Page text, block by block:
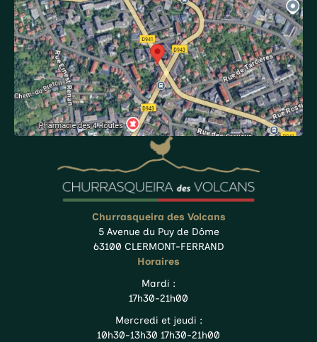
Churrasqueira des Volcans
5 Avenue du Puy de Dôme
63100 CLERMONT-FERRAND
Horaires
Mardi :
17h30-21h00
Mercredi et jeudi :
10h30-13h30 17h30-21h00